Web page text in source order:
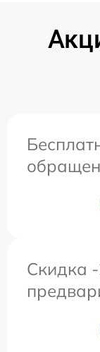
Скидка